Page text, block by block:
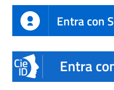
Entra con